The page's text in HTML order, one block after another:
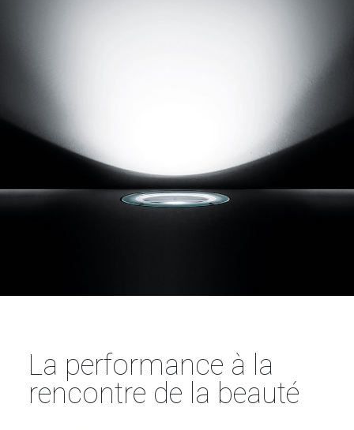
La performance à la
rencontre de la beauté